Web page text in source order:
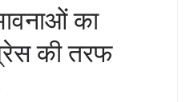
का
की तरफ